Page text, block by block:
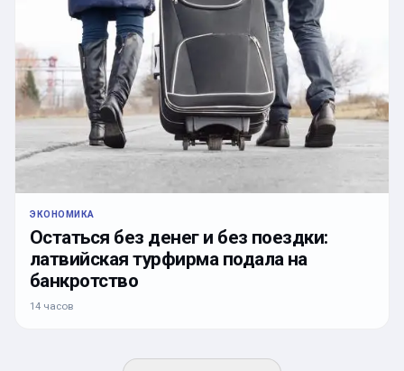
ЭКОНОМИКА
Остаться без денег и без поездки:
латвийская турфирма подала на
банкротство
14 часов